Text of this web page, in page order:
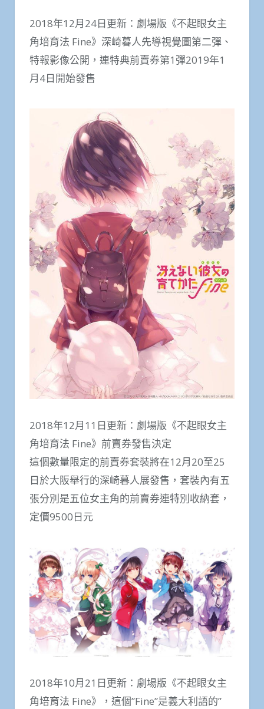
2018年12月24日更新：劇場版《不起眼女主
角培育法 Fine》深崎暮人先導視覺圖第二彈、
特報影像公開，連特典前賣券第1彈2019年1
月4日開始發售
2018年12月11日更新：劇場版《不起眼女主
角培育法 Fine》前賣券發售決定
這個數量限定的前賣券套裝將在12月20至25
日於大阪舉行的深崎暮人展發售，套裝內有五
張分別是五位女主角的前賣券連特別收納套，
定價9500日元
2018年10月21日更新：劇場版《不起眼女主
角培育法 Fine》，這個”Fine”是義大利語的”